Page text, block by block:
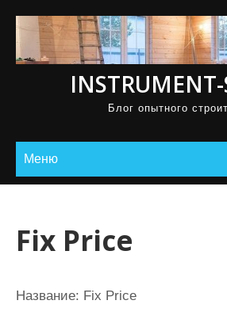
ь
INSTRUMENT-
Блог опытного
Меню
Fix Price
Название: Fix Price